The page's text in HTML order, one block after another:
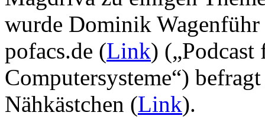
wurde Dominik
pofacs.de (Link)
Computersysteme“)
Nähkästchen (Link).